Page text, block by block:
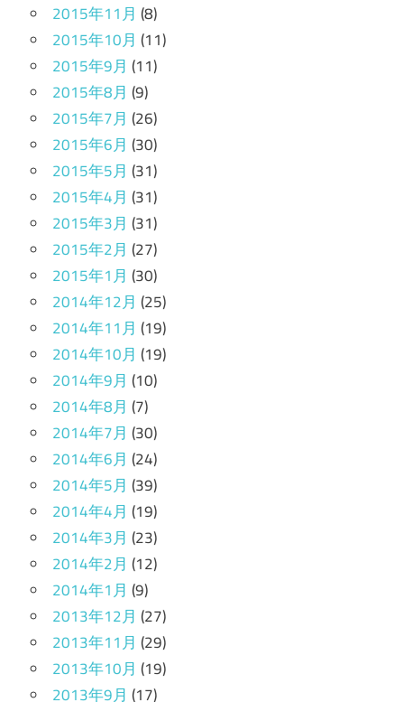
2015年11月 (8)
2015年10月 (11)
2015年9月 (11)
2015年8月 (9)
2015年7月 (26)
2015年6月 (30)
2015年5月 (31)
2015年4月 (31)
2015年3月 (31)
2015年2月 (27)
2015年1月 (30)
2014年12月 (25)
2014年11月 (19)
2014年10月 (19)
2014年9月 (10)
2014年8月 (7)
2014年7月 (30)
2014年6月 (24)
2014年5月 (39)
2014年4月 (19)
2014年3月 (23)
2014年2月 (12)
2014年1月 (9)
2013年12月 (27)
2013年11月 (29)
2013年10月 (19)
2013年9月 (17)